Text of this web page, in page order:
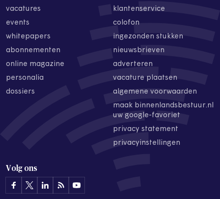
vacatures
events
whitepapers
abonnementen
online magazine
personalia
dossiers
klantenservice
colofon
ingezonden stukken
nieuwsbrieven
adverteren
vacature plaatsen
algemene voorwaarden
maak binnenlandsbestuur.nl
uw google-favoriet
privacy statement
privacyinstellingen
Volg ons